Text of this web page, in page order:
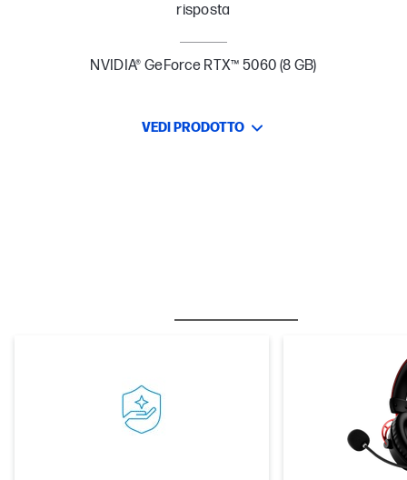
risposta
NVIDIA® GeForce RTX™ 5060 (8 GB)
VEDI PRODOTTO